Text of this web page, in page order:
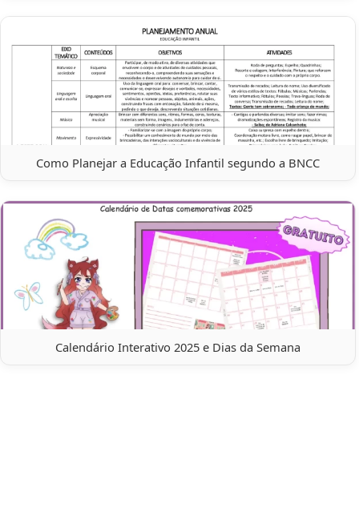
Como Planejar a Educação Infantil segundo a BNCC
Calendário Interativo 2025 e Dias da Semana